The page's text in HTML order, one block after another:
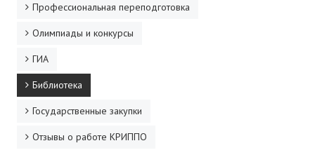
Профессиональная переподготовка
Олимпиады и конкурсы
ГИА
Библиотека
Государственные закупки
Отзывы о работе КРИППО